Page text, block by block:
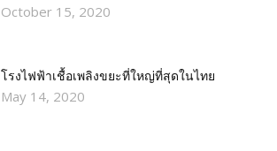
October 15, 2020
โรงไฟฟ้าเชื้อเพลิงขยะที่ใหญ่ที่สุดในไทย
May 14, 2020